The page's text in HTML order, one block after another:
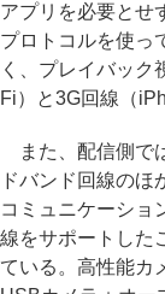
アプリを必要とせ
プロトコルを使っ
く、プレイバック
Fi）と3G回線（
また、配信側で
ドバンド回線の
コミュニケーショ
線をサポートした
ている。高性能カ